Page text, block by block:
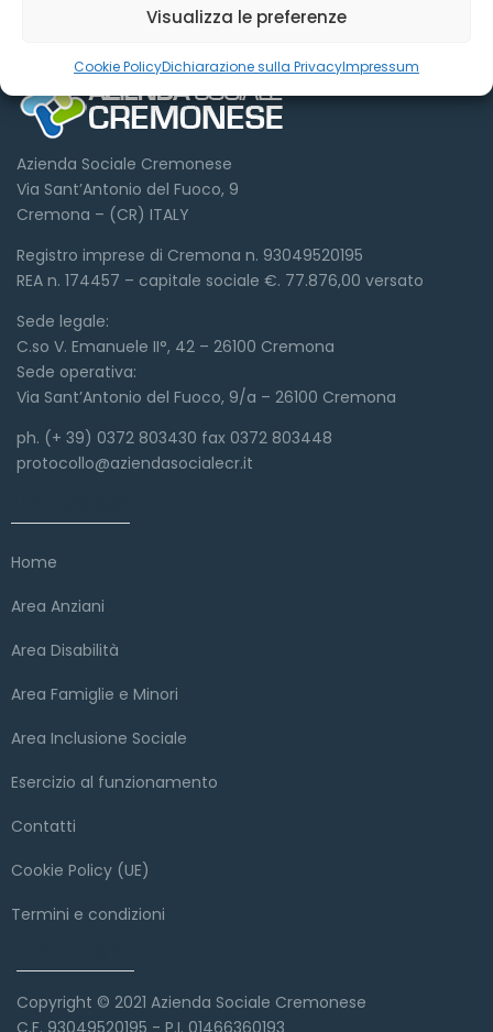
Visualizza le preferenze
Cookie PolicyDichiarazione sulla PrivacyImpressum
Azienda Sociale Cremonese
Via Sant’Antonio del Fuoco, 9
Cremona – (CR) ITALY
Registro imprese di Cremona n. 93049520195
REA n. 174457 – capitale sociale €. 77.876,00 versato
Sede legale:
C.so V. Emanuele II°, 42 – 26100 Cremona
Sede operativa:
Via Sant’Antonio del Fuoco, 9/a – 26100 Cremona
ph. (+ 39) 0372 803430 fax 0372 803448
protocollo@aziendasocialecr.it
Home
Area Anziani
Area Disabilità
Area Famiglie e Minori
Area Inclusione Sociale
Esercizio al funzionamento
Contatti
Cookie Policy (UE)
Termini e condizioni
Copyright © 2021 Azienda Sociale Cremonese
C.F. 93049520195 - P.I. 01466360193